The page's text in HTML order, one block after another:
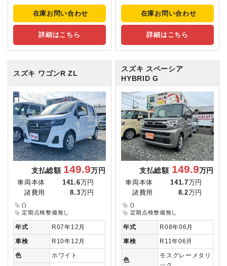
在庫お問い合わせ
詳細はこちら
在庫お問い合わせ
詳細はこちら
スズキ ワゴンRZL
支払総額 149.9万円
車両本体 141.6 万円
諸費用
8.3 万円
()
定期点検整備無し
年式
R07年12月
車検
R10年12月
色
ホワイト
スズキ スペーシア
HYBRID G
支払総額 149.9万円
車両本体 141.7 万円
諸費用
8.2 万円
()
定期点検整備無し
年式
R08年06月
車検
R11年06月
色
モスグレーメタリ